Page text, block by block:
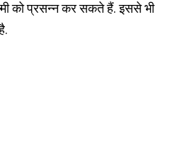
को प्रसन्न कर सकते हैं. इससे भी